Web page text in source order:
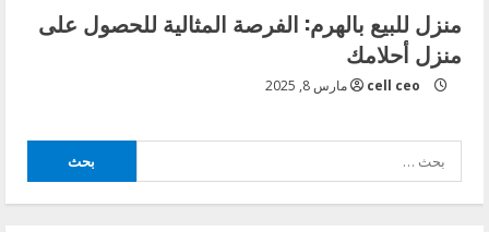
منزل للبيع بالهرم: الفرصة المثالية للحصول على
منزل أحلامك
cell ceo مارس 8, 2025
عن: